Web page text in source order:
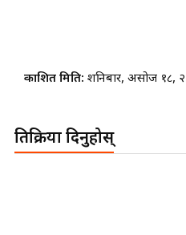
प्रकाशित मिति: शनिबार, असोज १८,
प्रतिक्रिया दिनुहोस्